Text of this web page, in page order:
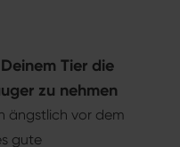
Tier die
zu nehmen
ängstlich vor dem
gute